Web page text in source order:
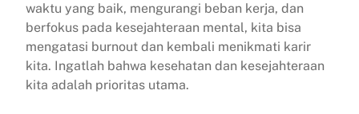
waktu yang baik, mengurangi beban kerja, dan
berfokus pada kesejahteraan mental, kita bisa
mengatasi burnout dan kembali menikmati karir
kita. Ingatlah bahwa kesehatan dan kesejahteraan
kita adalah prioritas utama.